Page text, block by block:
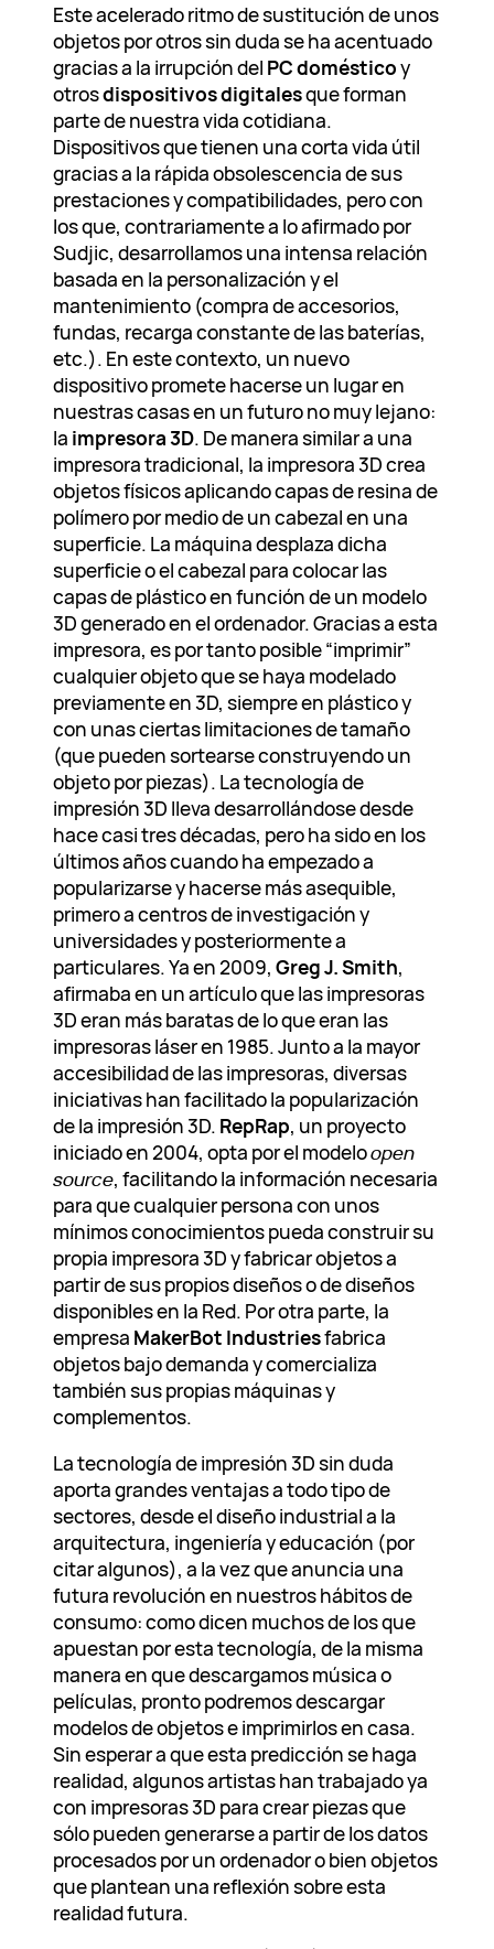
Este acelerado ritmo de sustitución de unos
objetos por otros sin duda se ha acentuado
gracias a la irrupción del PC domésticoy
otrosdispositivos digitalesque forman
parte de nuestra vida cotidiana.
Dispositivos que tienen una corta vida útil
gracias a la rápida obsolescencia de sus
prestaciones y compatibilidades, pero con
los que, contrariamente a lo afirmado por
Sudjic, desarrollamos una intensa relación
basada en la personalización y el
mantenimiento (compra de accesorios,
fundas, recarga constante de las baterías,
etc.). En este contexto, un nuevo
dispositivo promete hacerse un lugar en
nuestras casas en un futuro no muy lejano:
la impresora 3D. De manera similar a una
impresora tradicional, la impresora 3D crea
objetos físicos aplicando capas de resina de
polímero por medio de un cabezal en una
superficie. La máquina desplaza dicha
superficie o el cabezal para colocar las
capas de plástico en función de un modelo
3D generado en el ordenador. Gracias a esta
impresora, es por tanto posible “imprimir”
cualquier objeto que se haya modelado
previamente en 3D, siempre en plástico y
con unas ciertas limitaciones de tamaño
(que pueden sortearse construyendo un
objeto por piezas). La tecnología de
impresión 3D lleva desarrollándose desde
hace casi tres décadas, pero ha sido en los
últimos años cuando ha empezado a
popularizarse y hacerse más asequible,
primero a centros de investigación y
universidades y posteriormente a
particulares. Ya en 2009, Greg J. Smith,
afirmaba en un artículo que las impresoras
3D eran más baratas de lo que eran las
impresoras láser en 1985. Junto a la mayor
accesibilidad de las impresoras, diversas
iniciativas han facilitado la popularización
de la impresión 3D. RepRap, un proyecto
iniciado en 2004, opta por el modeloopen
source, facilitando la información necesaria
para que cualquier persona con unos
mínimos conocimientos pueda construir su
propia impresora 3D y fabricar objetos a
partir de sus propios diseños o de diseños
disponibles en la Red. Por otra parte, la
empresa MakerBot Industriesfabrica
objetos bajo demanda y comercializa
también sus propias máquinas y
complementos.
La tecnología de impresión 3D sin duda
aporta grandes ventajas a todo tipo de
sectores, desde el diseño industrial a la
arquitectura, ingeniería y educación (por
citar algunos), a la vez que anuncia una
futura revolución en nuestros hábitos de
consumo: como dicen muchos de los que
apuestan por esta tecnología, de la misma
manera en que descargamos música o
películas, pronto podremos descargar
modelos de objetos e imprimirlos en casa.
Sin esperar a que esta predicción se haga
realidad, algunos artistas han trabajado ya
con impresoras 3D para crear piezas que
sólo pueden generarse a partir de los datos
procesados por un ordenador o bien objetos
que plantean una reflexión sobre esta
realidad futura.